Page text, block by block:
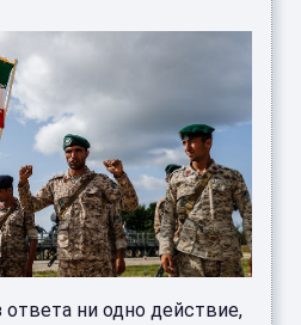
ни одно действие,